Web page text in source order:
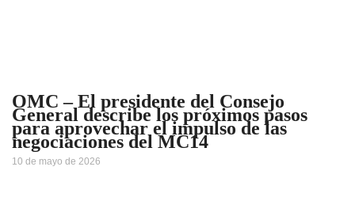
OMC – El presidente del Consejo
General describe los próximos pasos
para aprovechar el impulso de las
negociaciones del MC14
10 de mayo de 2026